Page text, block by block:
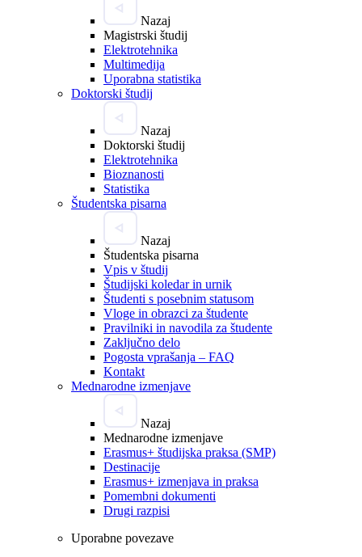
Nazaj
Magistrski študij
Elektrotehnika
Multimedija
Uporabna statistika
Doktorski študij
Nazaj
Doktorski študij
Elektrotehnika
Bioznanosti
Statistika
Študentska pisarna
Nazaj
Študentska pisarna
Vpis v študij
Študijski koledar in urnik
Študenti s posebnim statusom
Vloge in obrazci za študente
Pravilniki in navodila za študente
Zaključno delo
Pogosta vprašanja – FAQ
Kontakt
Mednarodne izmenjave
Nazaj
Mednarodne izmenjave
Erasmus+ študijska praksa (SMP)
Destinacije
Erasmus+ izmenjava in praksa
Pomembni dokumenti
Drugi razpisi
Uporabne povezave